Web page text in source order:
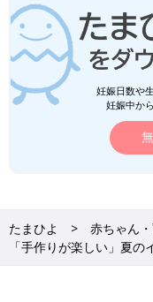
妊娠日数や
妊娠中か
たまひよ 赤ちゃん
「手作りが楽しい」夏の